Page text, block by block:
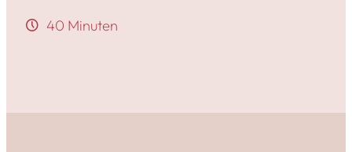
40 Minuten